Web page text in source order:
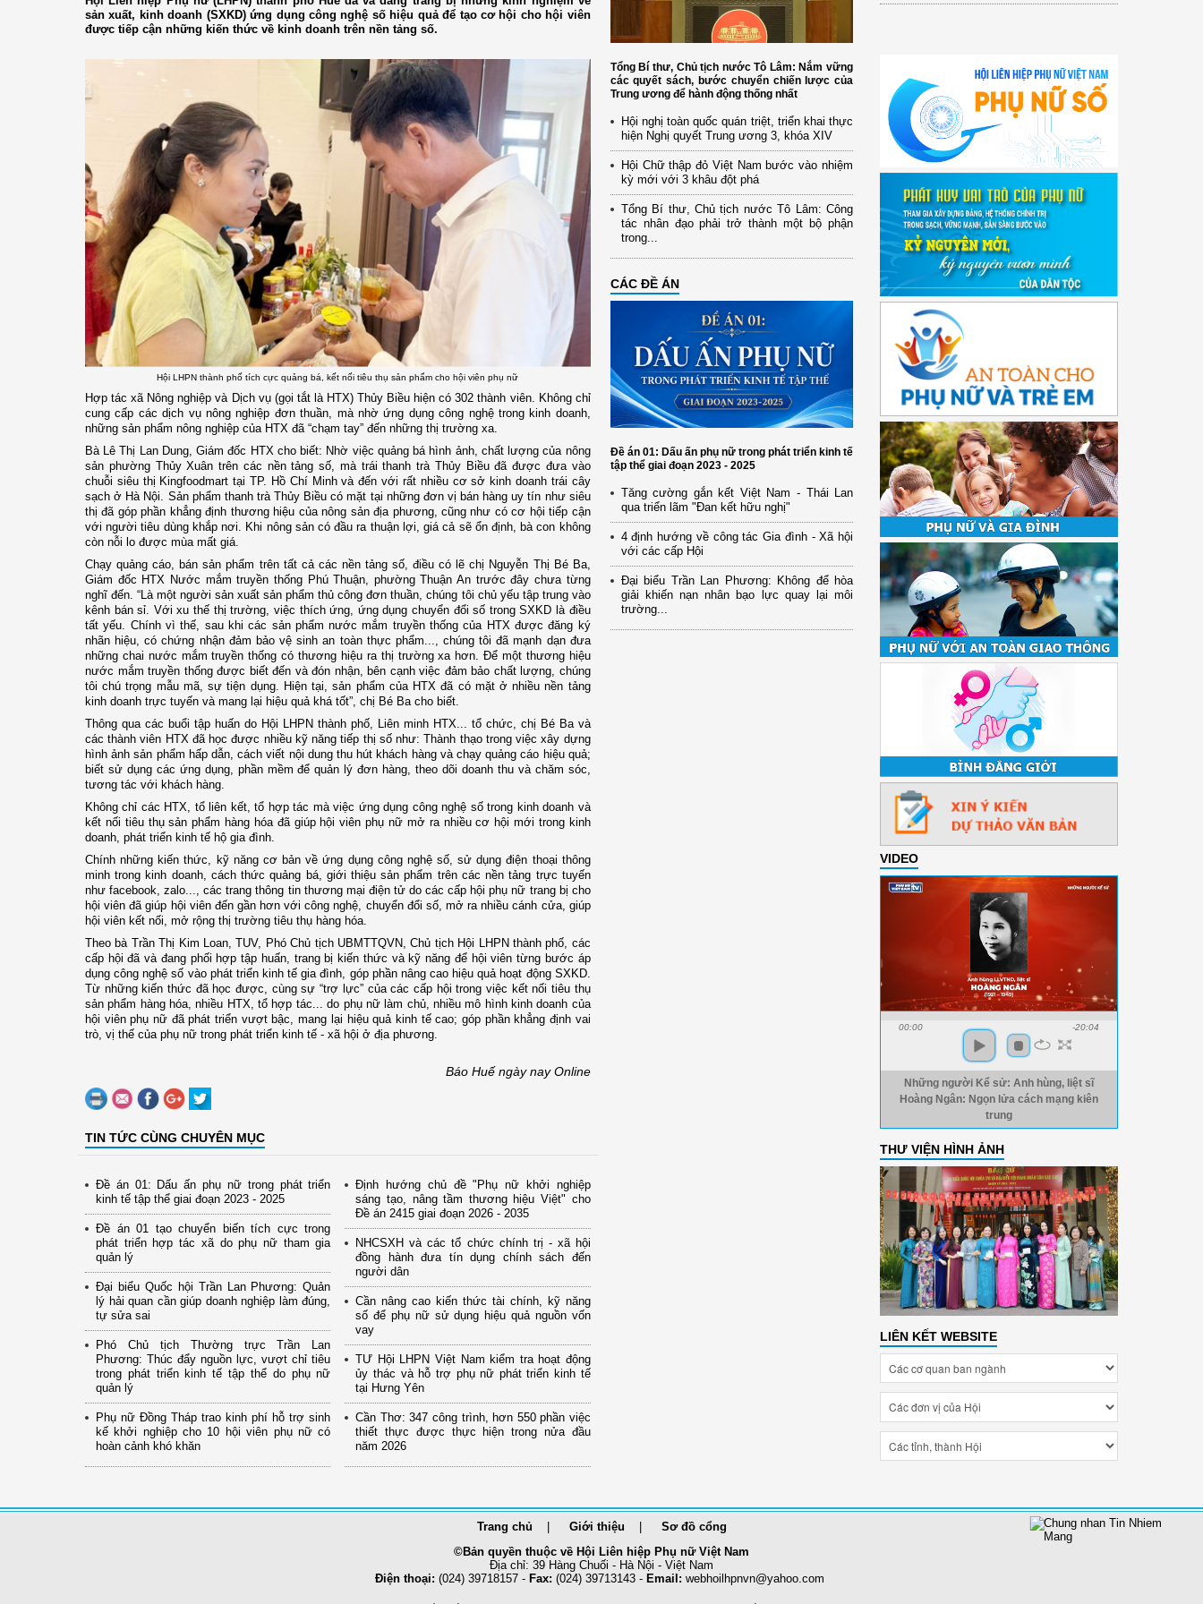
sản xuất, kinh doanh (SXKD) ứng dụng công nghệ số hiệu quả để tạo cơ hội cho hội viên
được tiếp cận những kiến thức về kinh doanh trên nền tảng số.
Hội LHPN thành phố tích cực quảng bá, kết nối tiêu thụ sản phẩm cho hội viên phụ nữ
Hợp tác xã Nông nghiệp và Dịch vụ (gọi tắt là HTX) Thủy Biều hiện có 302 thành viên. Không chỉ
cung cấp các dịch vụ nông nghiệp đơn thuần, mà nhờ ứng dụng công nghệ trong kinh doanh,
những sản phẩm nông nghiệp của HTX đã “chạm tay” đến những thị trường xa.
Bà Lê Thị Lan Dung, Giám đốc HTX cho biết: Nhờ việc quảng bá hình ảnh, chất lượng của nông
sản phường Thủy Xuân trên các nền tảng số, mà trái thanh trà Thủy Biều đã được đưa vào
chuỗi siêu thị Kingfoodmart tại TP. Hồ Chí Minh và đến với rất nhiều cơ sở kinh doanh trái cây
sạch ở Hà Nội. Sản phẩm thanh trà Thủy Biều có mặt tại những đơn vị bán hàng uy tín như siêu
thị đã góp phần khẳng định thương hiệu của nông sản địa phương, cũng như có cơ hội tiếp cận
với người tiêu dùng khắp nơi. Khi nông sản có đầu ra thuận lợi, giá cả sẽ ổn định, bà con không
còn nỗi lo được mùa mất giá.
Chạy quảng cáo, bán sản phẩm trên tất cả các nền tảng số, điều có lẽ chị Nguyễn Thị Bé Ba,
Giám đốc HTX Nước mắm truyền thống Phú Thuận, phường Thuận An trước đây chưa từng
nghĩ đến. “Là một người sản xuất sản phẩm thủ công đơn thuần, chúng tôi chủ yếu tập trung vào
kênh bán sỉ. Với xu thế thị trường, việc thích ứng, ứng dụng chuyển đổi số trong SXKD là điều
tất yếu. Chính vì thế, sau khi các sản phẩm nước mắm truyền thống của HTX được đăng ký
nhãn hiệu, có chứng nhận đảm bảo vệ sinh an toàn thực phẩm..., chúng tôi đã mạnh dạn đưa
những chai nước mắm truyền thống có thương hiệu ra thị trường xa hơn. Để một thương hiệu
nước mắm truyền thống được biết đến và đón nhận, bên cạnh việc đảm bảo chất lượng, chúng
tôi chú trọng mẫu mã, sự tiện dụng. Hiện tại, sản phẩm của HTX đã có mặt ở nhiều nền tảng
kinh doanh trực tuyến và mang lại hiệu quả khá tốt”, chị Bé Ba cho biết.
Thông qua các buổi tập huấn do Hội LHPN thành phố, Liên minh HTX... tổ chức, chị Bé Ba và
các thành viên HTX đã học được nhiều kỹ năng tiếp thị số như: Thành thạo trong việc xây dựng
hình ảnh sản phẩm hấp dẫn, cách viết nội dung thu hút khách hàng và chạy quảng cáo hiệu quả;
biết sử dụng các ứng dụng, phần mềm để quản lý đơn hàng, theo dõi doanh thu và chăm sóc,
tương tác với khách hàng.
Không chỉ các HTX, tổ liên kết, tổ hợp tác mà việc ứng dụng công nghệ số trong kinh doanh và
kết nối tiêu thụ sản phẩm hàng hóa đã giúp hội viên phụ nữ mở ra nhiều cơ hội mới trong kinh
doanh, phát triển kinh tế hộ gia đình.
Chính những kiến thức, kỹ năng cơ bản về ứng dụng công nghệ số, sử dụng điện thoại thông
minh trong kinh doanh, cách thức quảng bá, giới thiệu sản phẩm trên các nền tảng trực tuyến
như facebook, zalo..., các trang thông tin thương mại điện tử do các cấp hội phụ nữ trang bị cho
hội viên đã giúp hội viên đến gần hơn với công nghệ, chuyển đổi số, mở ra nhiều cánh cửa, giúp
hội viên kết nối, mở rộng thị trường tiêu thụ hàng hóa.
Theo bà Trần Thị Kim Loan, TUV, Phó Chủ tịch UBMTTQVN, Chủ tịch Hội LHPN thành phố, các
cấp hội đã và đang phối hợp tập huấn, trang bị kiến thức và kỹ năng để hội viên từng bước áp
dụng công nghệ số vào phát triển kinh tế gia đình, góp phần nâng cao hiệu quả hoạt động SXKD.
Từ những kiến thức đã học được, cùng sự “trợ lực” của các cấp hội trong việc kết nối tiêu thụ
sản phẩm hàng hóa, nhiều HTX, tổ hợp tác... do phụ nữ làm chủ, nhiều mô hình kinh doanh của
hội viên phụ nữ đã phát triển vượt bậc, mang lại hiệu quả kinh tế cao; góp phần khẳng định vai
trò, vị thế của phụ nữ trong phát triển kinh tế - xã hội ở địa phương.
Báo Huế ngày nay Online
TIN TỨC CÙNG CHUYÊN MỤC
Đề án 01: Dấu ấn phụ nữ trong phát triển
kinh tế tập thể giai đoạn 2023 - 2025
Đề án 01 tạo chuyển biến tích cực trong
phát triển hợp tác xã do phụ nữ tham gia
quản lý
Đại biểu Quốc hội Trần Lan Phương: Quản
lý hải quan cần giúp doanh nghiệp làm đúng,
tự sửa sai
Phó Chủ tịch Thường trực Trần Lan
Phương: Thúc đẩy nguồn lực, vượt chỉ tiêu
trong phát triển kinh tế tập thể do phụ nữ
quản lý
Phụ nữ Đồng Tháp trao kinh phí hỗ trợ sinh
kế khởi nghiệp cho 10 hội viên phụ nữ có
hoàn cảnh khó khăn
Định hướng chủ đề "Phụ nữ khởi nghiệp
sáng tạo, nâng tầm thương hiệu Việt" cho
Đề án 2415 giai đoạn 2026 - 2035
NHCSXH và các tổ chức chính trị - xã hội
đồng hành đưa tín dụng chính sách đến
người dân
Cần nâng cao kiến thức tài chính, kỹ năng
số để phụ nữ sử dụng hiệu quả nguồn vốn
vay
TƯ Hội LHPN Việt Nam kiểm tra hoạt động
ủy thác và hỗ trợ phụ nữ phát triển kinh tế
tại Hưng Yên
Cần Thơ: 347 công trình, hơn 550 phần việc
thiết thực được thực hiện trong nửa đầu
năm 2026
Tổng Bí thư, Chủ tịch nước Tô Lâm: Nắm vững
các quyết sách, bước chuyển chiến lược của
Trung ương để hành động thống nhất
Hội nghị toàn quốc quán triệt, triển khai thực
hiện Nghị quyết Trung ương 3, khóa XIV
Hội Chữ thập đỏ Việt Nam bước vào nhiệm
kỳ mới với 3 khâu đột phá
Tổng Bí thư, Chủ tịch nước Tô Lâm: Công
tác nhân đạo phải trở thành một bộ phận
trong...
CÁC ĐỀ ÁN
Đề án 01: Dấu ấn phụ nữ trong phát triển kinh tế
tập thể giai đoạn 2023 - 2025
Tăng cường gắn kết Việt Nam - Thái Lan
qua triển lãm "Đan kết hữu nghị"
4 định hướng về công tác Gia đình - Xã hội
với các cấp Hội
Đại biểu Trần Lan Phương: Không để hòa
giải khiến nạn nhân bạo lực quay lại môi
trường...
VIDEO
00:00 -20:04
Những người Kể sử: Anh hùng, liệt sĩ
Hoàng Ngân: Ngọn lửa cách mạng kiên
trung
THƯ VIỆN HÌNH ẢNH
LIÊN KẾT WEBSITE
Trang chủ Giới thiệu
Sơ đồ cổng
©Bản quyền thuộc về Hội Liên hiệp Phụ nữ Việt Nam
Địa chỉ: 39 Hàng Chuối - Hà Nội - Việt Nam
Điện thoại: (024) 39718157 - Fax: (024) 39713143 - Email: webhoilhpnvn@yahoo.com